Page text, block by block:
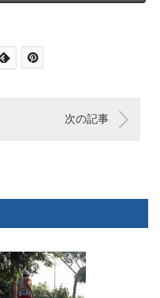
次の記事